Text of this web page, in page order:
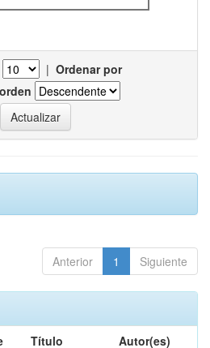
| Ordenar por
Anterior 1 Siguiente
Título Autor(es)